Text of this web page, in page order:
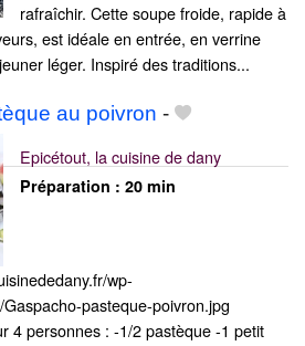
rafraîchir. Cette soupe froide, rapide à
est idéale en entrée, en verrine
léger. Inspiré des traditions...
au poivron -
Epicétout, la cuisine de dany
Préparation : 20 min
wp-
pasteque-poivron.jpg
4 personnes : -1/2 pastèque -1 petit